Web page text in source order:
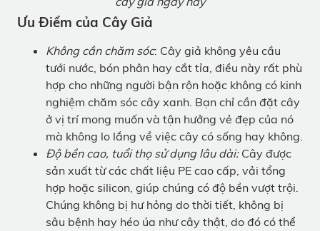
Ưu Điểm của Cây Giả
Không cần chăm sóc: Cây giả không yêu cầu
tưới nước, bón phân hay cắt tỉa, điều này rất phù
hợp cho những người bận rộn hoặc không có kinh
nghiệm chăm sóc cây xanh. Bạn chỉ cần đặt cây
ở vị trí mong muốn và tận hưởng vẻ đẹp của nó
mà không lo lắng về việc cây có sống hay không.
Độ bền cao, tuổi thọ sử dụng lâu dài:Cây được
sản xuất từ các chất liệu PE cao cấp, vải tổng
hợp hoặc silicon, giúp chúng có độ bền vượt trội.
Chúng không bị hư hỏng do thời tiết, không bị
sâu bệnh hay héo úa như cây thật, do đó có thể